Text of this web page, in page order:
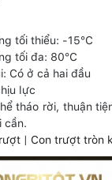
tối thiểu: -15°C
tối đa: 80°C
Có ở cả hai đầu
lực
tháo rời, thuận
cần.
| Con trượt tròn